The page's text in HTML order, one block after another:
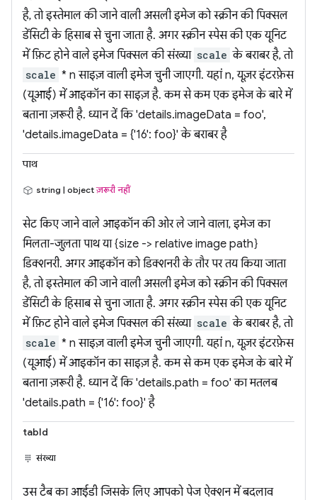
है, तो इस्तेमाल की जाने वाली असली इमेज को स्क्रीन की पिक्सल
डेंसिटी के हिसाब से चुना जाता है. अगर स्क्रीन स्पेस की एक यूनिट
में फ़िट होने वाले इमेज पिक्सल की संख्या scale के बराबर है, तो
scale * n साइज़ वाली इमेज चुनी जाएगी. यहां n, यूज़र इंटरफ़ेस
(यूआई) में आइकॉन का साइज़ है. कम से कम एक इमेज के बारे में
बताना ज़रूरी है. ध्यान दें कि 'details.imageData = foo',
'details.imageData = {'16': foo}' के बराबर है
पाथ
string | objectज़रूरी नहीं
सेट किए जाने वाले आइकॉन की ओर ले जाने वाला, इमेज का
मिलता-जुलता पाथ या {size -> relative image path}
डिक्शनरी. अगर आइकॉन को डिक्शनरी के तौर पर तय किया जाता
है, तो इस्तेमाल की जाने वाली असली इमेज को स्क्रीन की पिक्सल
डेंसिटी के हिसाब से चुना जाता है. अगर स्क्रीन स्पेस की एक यूनिट
में फ़िट होने वाले इमेज पिक्सल की संख्या scale के बराबर है, तो
scale * n साइज़ वाली इमेज चुनी जाएगी. यहां n, यूज़र इंटरफ़ेस
(यूआई) में आइकॉन का साइज़ है. कम से कम एक इमेज के बारे में
बताना ज़रूरी है. ध्यान दें कि 'details.path = foo' का मतलब
'details.path = {'16': foo}' है
tabId
संख्या
उस टैब का आईडी जिसके लिए आपको पेज ऐक्शन में बदलाव